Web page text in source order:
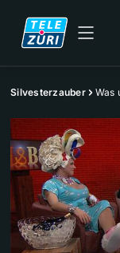
Silvesterzauber Was